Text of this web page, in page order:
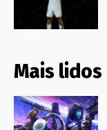
Mais lidos